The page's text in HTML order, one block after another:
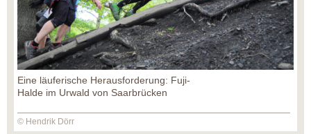
Eine läuferische Herausforderung: Fuji-
Halde im Urwald von Saarbrücken
© Hendrik Dörr